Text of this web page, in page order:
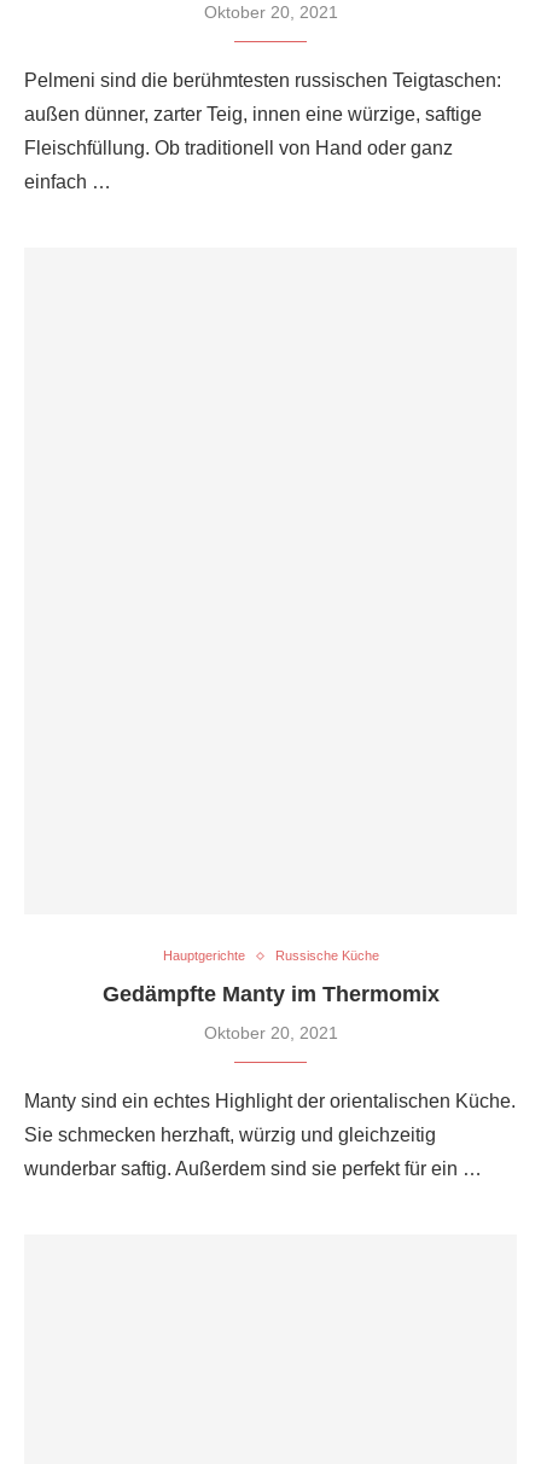
Oktober 20, 2021
Pelmeni sind die berühmtesten russischen Teigtaschen:
außen dünner, zarter Teig, innen eine würzige, saftige
Fleischfüllung. Ob traditionell von Hand oder ganz
einfach …
Hauptgerichte Russische Küche
Gedämpfte Manty im Thermomix
Oktober 20, 2021
Manty sind ein echtes Highlight der orientalischen Küche.
Sie schmecken herzhaft, würzig und gleichzeitig
wunderbar saftig. Außerdem sind sie perfekt für ein …